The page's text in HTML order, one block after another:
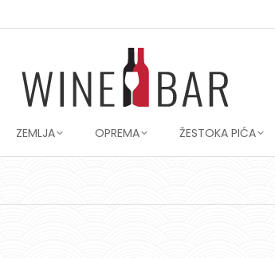
ZEMLJA OPREMA ŽESTOKA PIĆA